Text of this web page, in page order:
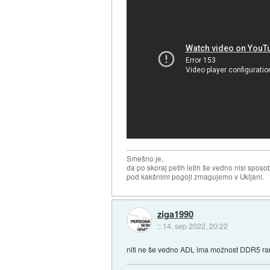
Smešno je,
da po skoraj petih letih še vedno nisi
pod kakšnimi pogoji zmagujemo v Ukljani.
ziga1990
:: 14. sep 2022, 20:22
niti ne še vedno ADL ima možnost DDR5